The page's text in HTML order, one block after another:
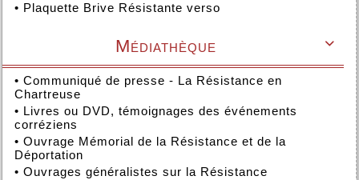
• Plaquette Brive Résistante verso

Médiathèque
• Communiqué de presse - La Résistance en
Chartreuse
• Livres ou DVD, témoignages des événements
corréziens
• Ouvrage Mémorial de la Résistance et de la
Déportation
• Ouvrages généralistes sur la Résistance